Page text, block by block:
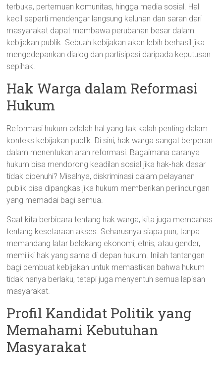
terbuka, pertemuan komunitas, hingga media sosial. Hal
kecil seperti mendengar langsung keluhan dan saran dari
masyarakat dapat membawa perubahan besar dalam
kebijakan publik. Sebuah kebijakan akan lebih berhasil jika
mengedepankan dialog dan partisipasi daripada keputusan
sepihak.
Hak Warga dalam Reformasi
Hukum
Reformasi hukum adalah hal yang tak kalah penting dalam
konteks kebijakan publik. Di sini, hak warga sangat berperan
dalam menentukan arah reformasi. Bagaimana caranya
hukum bisa mendorong keadilan sosial jika hak-hak dasar
tidak dipenuhi? Misalnya, diskriminasi dalam pelayanan
publik bisa dipangkas jika hukum memberikan perlindungan
yang memadai bagi semua.
Saat kita berbicara tentang hak warga, kita juga membahas
tentang kesetaraan akses. Seharusnya siapa pun, tanpa
memandang latar belakang ekonomi, etnis, atau gender,
memiliki hak yang sama di depan hukum. Inilah tantangan
bagi pembuat kebijakan untuk memastikan bahwa hukum
tidak hanya berlaku, tetapi juga menyentuh semua lapisan
masyarakat.
Profil Kandidat Politik yang
Memahami Kebutuhan
Masyarakat